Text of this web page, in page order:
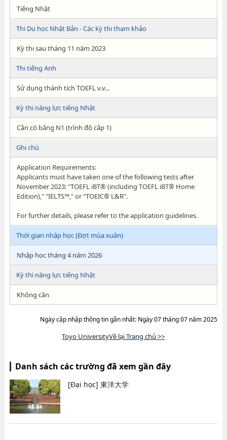
Tiếng Nhật
Thi Du học Nhật Bản - Các kỳ thi tham khảo
Kỳ thi sau tháng 11 năm 2023
Thi tiếng Anh
Sử dụng thành tích TOEFL v.v...
Kỳ thi năng lực tiếng Nhật
Cần có bằng N1 (trình độ cấp 1)
Ghi chú
Application Requirements:
Applicants must have taken one of the following tests after
November 2023: "TOEFL iBT® (including TOEFL iBT® Home
Edition)," "IELTS™," or "TOEIC® L&R".
For further details, please refer to the application guidelines.
Thời gian nhập học (Đợt mùa xuân)
Nhập học tháng 4 năm 2026
Kỳ thi năng lực tiếng Nhật
Không cần
Ngày cập nhập thông tin gần nhất: Ngày 07 tháng 07 năm 2025
Toyo UniversityVề lại Trang chủ >>
Danh sách các trường đã xem gần đây
[Đại học] 東洋大学